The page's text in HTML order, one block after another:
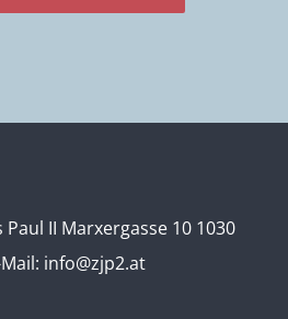
II Marxergasse 10 1030
info@zjp2.at